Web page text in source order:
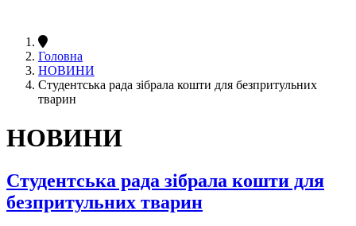
Головна
НОВИНИ
Студентська рада зібрала кошти для безпритульних
тварин
НОВИНИ
Студентська рада зібрала кошти для
безпритульних тварин